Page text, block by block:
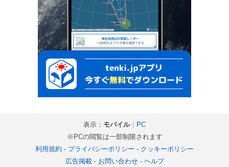
表示： モバイル｜ PC
※PCの閲覧は一部制限されます
利用規約 - プライバシーポリシー - クッキーポリシー
広告掲載- お問い合わせ- ヘルプ